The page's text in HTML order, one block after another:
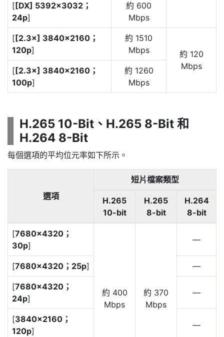
[ [DX] 5392×3032；
24p]
約 600
Mbps
[ [2.3×] 3840×2160；
120p]
約 1510
Mbps
約 120
Mbps
[ [2.3×] 3840×2160；
100p]
約 1260
Mbps
H.265 10-Bit、H.265 8-Bit 和
H.264 8-Bit
每個選項的平均位元率如下所示。
選項
短片檔案類型
H.265
10-bit
H.265
8-bit
H.264
8-bit
[7680×4320；
30p]
約 400
Mbps
約 370
Mbps
—
[7680×4320；25p] —
[7680×4320；
24p]
—
[3840×2160；
120p]
—